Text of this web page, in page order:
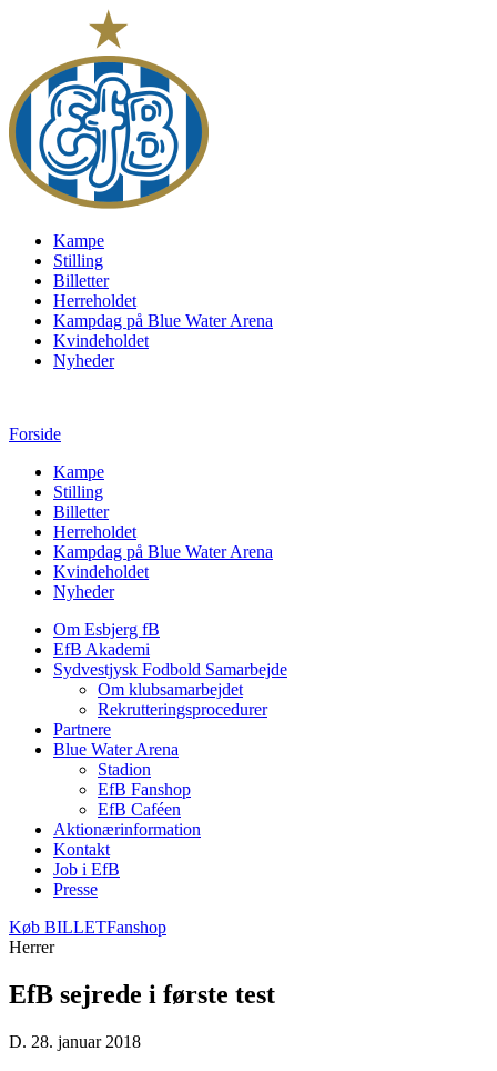
Kampe
Stilling
Billetter
Herreholdet
Kampdag på Blue Water Arena
Kvindeholdet
Nyheder
Forside
Kampe
Stilling
Billetter
Herreholdet
Kampdag på Blue Water Arena
Kvindeholdet
Nyheder
Om Esbjerg fB
EfB Akademi
Sydvestjysk Fodbold Samarbejde
Om klubsamarbejdet
Rekrutteringsprocedurer
Partnere
Blue Water Arena
Stadion
EfB Fanshop
EfB Caféen
Aktionærinformation
Kontakt
Job i EfB
Presse
Køb BILLETFanshop
Herrer
EfB sejrede i første test
D. 28. januar 2018